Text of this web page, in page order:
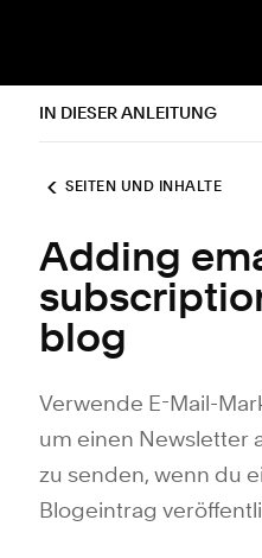
IN DIESER ANLEITUNG
SEITEN UND INHALTE
Adding
blog
Verwende E-Mail-
um einen Newsletter
zu senden, wenn du
Blogeintrag